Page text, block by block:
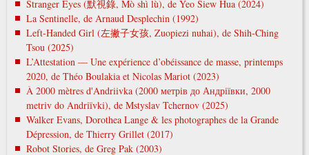
Stranger Eyes (默視錄, Mò shì lù), de Yeo Siew Hua (2024)
La Sentinelle, de Arnaud Desplechin (1992)
Left-Handed Girl (左撇子女孩, Zuopiezi nuhai), de Shih-Ching
Tsou (2025)
L’Attestation — Une expérience d’obéissance de masse, printemps
2020, de Théo Boulakia et Nicolas Mariot (2023)
À 2000 mètres d'Andriivka (2000 метрів до Андріївки, 2000
metrіv do Andrіїvki), de Mstyslav Tchernov (2025)
Walker Evans, Dorothea Lange & les photographes de la Grande
Dépression, de Thierry Grillet (2017)
Robot Stories, de Greg Pak (2003)